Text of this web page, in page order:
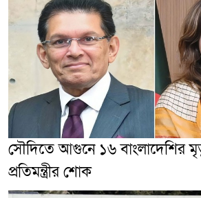
সৌদিতে আগুনে ১৬ বাংলাদেশির মৃত্যু,
প্রতিমন্ত্রীর শোক